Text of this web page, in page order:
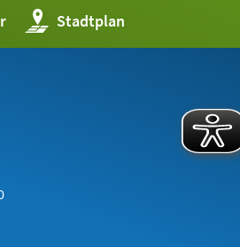
Stadtplan
(Öffnet
in
einem